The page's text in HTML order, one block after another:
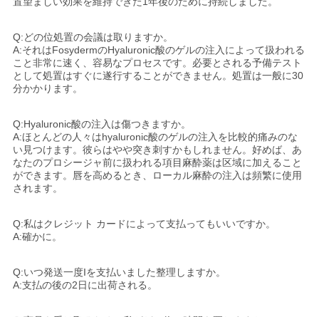
Q:どの位処置の会議は取りますか。
A:それはFosydermのHyaluronic酸のゲルの注入によって扱われる
こと非常に速く、容易なプロセスです。必要とされる予備テスト
として処置はすぐに遂行することができません。処置は一般に30
分かかります。
Q:Hyaluronic酸の注入は傷つきますか。
A:ほとんどの人々はhyaluronic酸のゲルの注入を比較的痛みのな
い見つけます。彼らはやや突き刺すかもしれません。好めば、あ
なたのプロシージャ前に扱われる項目麻酔薬は区域に加えること
ができます。唇を高めるとき、ローカル麻酔の注入は頻繁に使用
されます。
Q:私はクレジット カードによって支払ってもいいですか。
A:確かに。
Q:いつ発送一度Iを支払いました整理しますか。
A:支払の後の2日に出荷される。